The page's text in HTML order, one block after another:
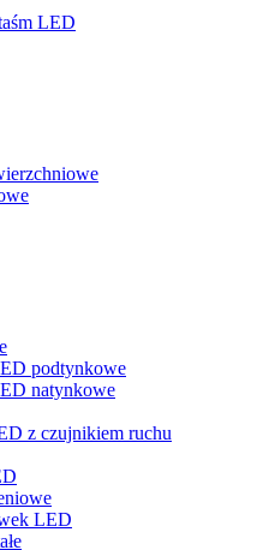
LED
podtynkowe
natynkowe
z czujnikiem ruchu
LED